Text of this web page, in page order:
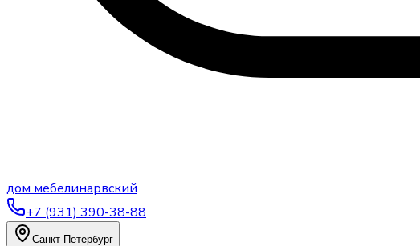
дом мебелинарвский
+7 (931) 390-38-88
Санкт-Петербург